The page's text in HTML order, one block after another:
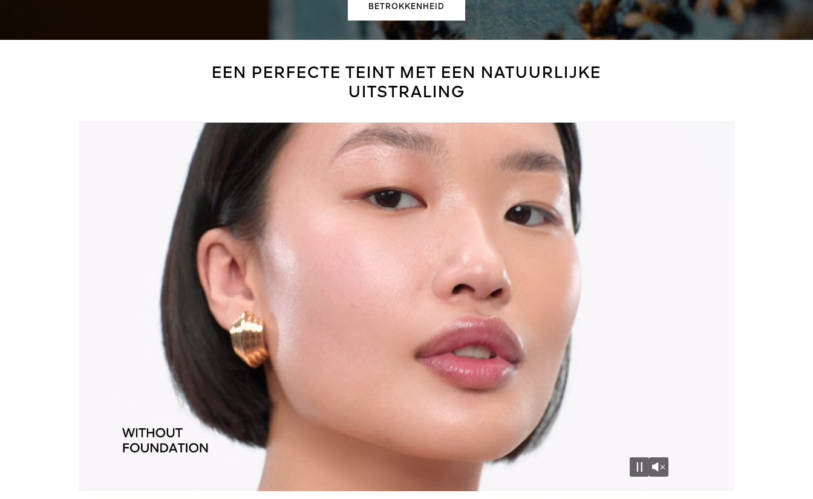
BETROKKENHEID
EEN PERFECTE TEINT MET EEN NATUURLIJKE
UITSTRALING
Unmute